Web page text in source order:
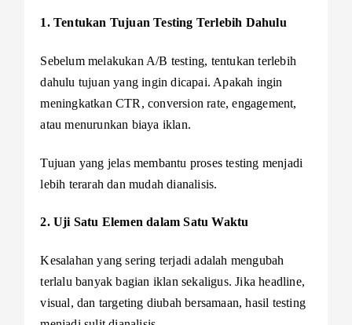
1. Tentukan Tujuan Testing Terlebih Dahulu
Sebelum melakukan A/B testing, tentukan terlebih
dahulu tujuan yang ingin dicapai. Apakah ingin
meningkatkan CTR, conversion rate, engagement,
atau menurunkan biaya iklan.
Tujuan yang jelas membantu proses testing menjadi
lebih terarah dan mudah dianalisis.
2. Uji Satu Elemen dalam Satu Waktu
Kesalahan yang sering terjadi adalah mengubah
terlalu banyak bagian iklan sekaligus. Jika headline,
visual, dan targeting diubah bersamaan, hasil testing